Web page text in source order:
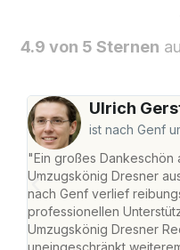
4.9 von 5 Sternen
Ulrich
ist nach Genf
"Ein großes Dankeschön
Umzugskönig Dresner
nach Genf verlief
professionellen
Umzugskönig Dresner
uneingeschränkt